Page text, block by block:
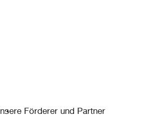
Förderer und Partner